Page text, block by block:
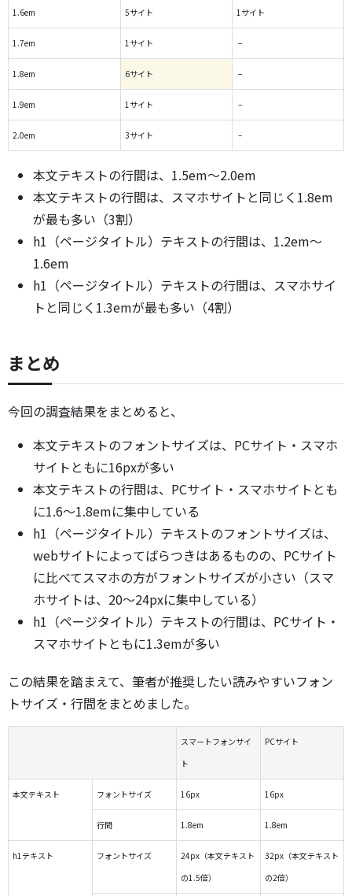
1.6em 5サイト 1サイト
1.7em 1サイト –
1.8em 6サイト –
1.9em 1サイト –
2.0em 3サイト –
本文テキストの行間は、1.5em～2.0em
本文テキストの行間は、スマホサイトと同じく1.8em
が最も多い（3割）
h1（ページタイトル）テキストの行間は、1.2em～
1.6em
h1（ページタイトル）テキストの行間は、スマホサイ
トと同じく1.3emが最も多い（4割）
まとめ
今回の調査結果をまとめると、
本文テキストのフォントサイズは、PCサイト・スマホ
サイトともに16pxが多い
本文テキストの行間は、PCサイト・スマホサイトとも
に1.6～1.8emに集中している
h1（ページタイトル）テキストのフォントサイズは、
webサイトによってばらつきはあるものの、PCサイト
に比べてスマホの方がフォントサイズが小さい（スマ
ホサイトは、20～24pxに集中している）
h1（ページタイトル）テキストの行間は、PCサイト・
スマホサイトともに1.3emが多い
この結果を踏まえて、筆者が推奨したい読みやすいフォン
トサイズ・行間をまとめました。
スマートフォンサイ
ト
PCサイト
本文テキスト フォントサイズ 16px 16px
行間 1.8em 1.8em
h1テキスト フォントサイズ
24px（本文テキスト
の1.5倍）
32px（本文テキスト
の2倍）